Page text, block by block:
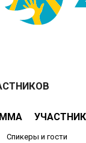
Спикеры и гости